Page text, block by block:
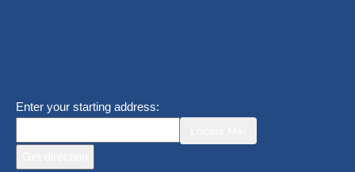
Enter your starting address: